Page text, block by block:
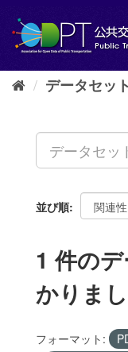
し
データセット
並び順
1 件の
かりま
フォーマット: